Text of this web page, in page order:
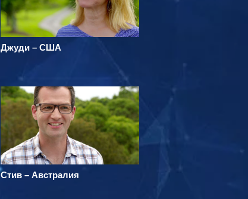
Джуди – США
Стив – Австралия